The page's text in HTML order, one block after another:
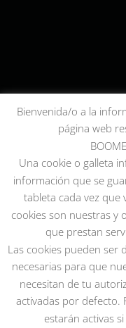
Bienvenida/o a la
página web
Una cookie o galleta
información que se
tableta cada vez que
cookies son nuestras y
que prestan
Las cookies pueden ser
necesarias para que
necesitan de tu
activadas por defecto.
estarán activas